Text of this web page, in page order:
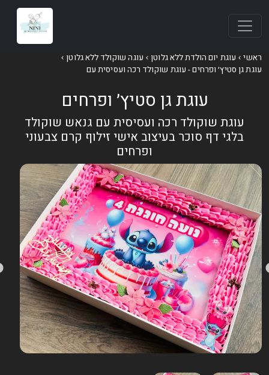
ראשי עוגת יום הולדת ללא גלוטן
עוגה שוקולד ללא גלוטן
עוגת גן סטיץ׳ ופרחים - עוגת שוקולד רכה ועסיסית עם
עוגת גן סטיץ׳ ופרחים
עוגת שוקולד רכה ועסיסית עם גנאש שוקולד
בלגי דף סוכר בעיצוב אישי זילוף קרם צבעוני
ופרחים